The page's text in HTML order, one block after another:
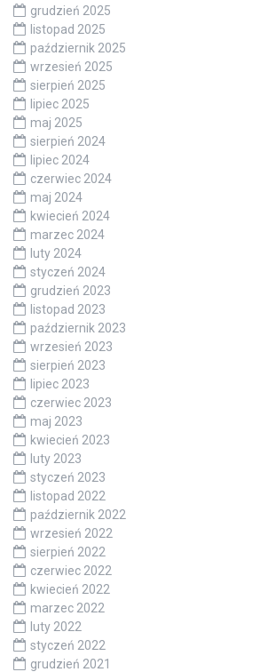
grudzień 2025
listopad 2025
październik 2025
wrzesień 2025
sierpień 2025
lipiec 2025
maj 2025
sierpień 2024
lipiec 2024
czerwiec 2024
maj 2024
kwiecień 2024
marzec 2024
luty 2024
styczeń 2024
grudzień 2023
listopad 2023
październik 2023
wrzesień 2023
sierpień 2023
lipiec 2023
czerwiec 2023
maj 2023
kwiecień 2023
luty 2023
styczeń 2023
listopad 2022
październik 2022
wrzesień 2022
sierpień 2022
czerwiec 2022
kwiecień 2022
marzec 2022
luty 2022
styczeń 2022
grudzień 2021